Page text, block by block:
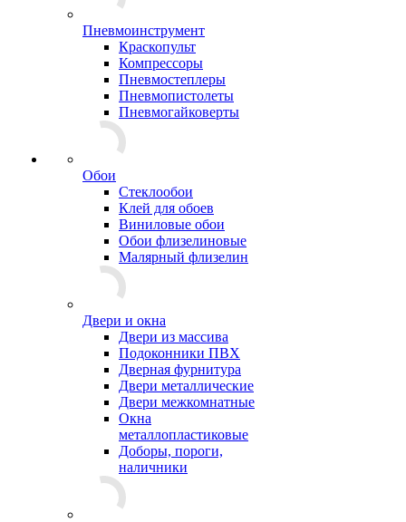
Пневмоинструмент
Краскопульт
Компрессоры
Пневмостеплеры
Пневмопистолеты
Пневмогайковерты
Обои
Стеклообои
Клей для обоев
Виниловые обои
Обои флизелиновые
Малярный флизелин
Двери и окна
Двери из массива
Подоконники ПВХ
Дверная фурнитура
Двери металлические
Двери межкомнатные
Окна
металлопластиковые
Доборы, пороги,
наличники